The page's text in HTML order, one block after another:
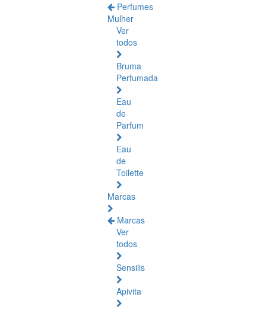
Perfumes
Mulher
Ver
todos
Bruma
Perfumada
Eau
de
Parfum
Eau
de
Toilette
Marcas
Marcas
Ver
todos
Sensilis
Apivita